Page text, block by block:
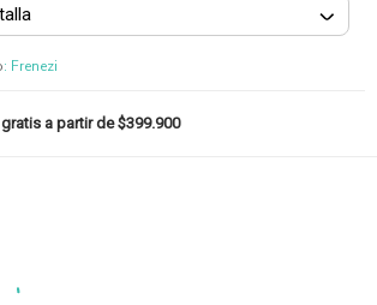
: Frenezi
a partir de $399.900